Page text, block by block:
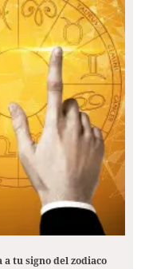
a tu signo del zodiaco